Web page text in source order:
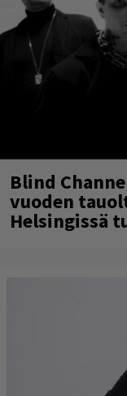
Blind
vuoden
Helsingissä